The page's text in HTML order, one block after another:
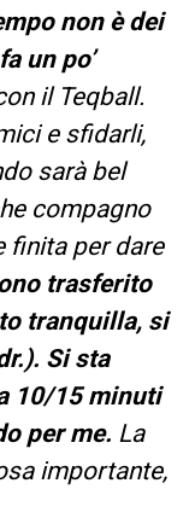
non è dei
un po’
il Teqball.
e sfidarli,
sarà bel
compagno
finita per dare
trasferito
tranquilla, si
Si sta
10/15 minuti
per me. La
importante,